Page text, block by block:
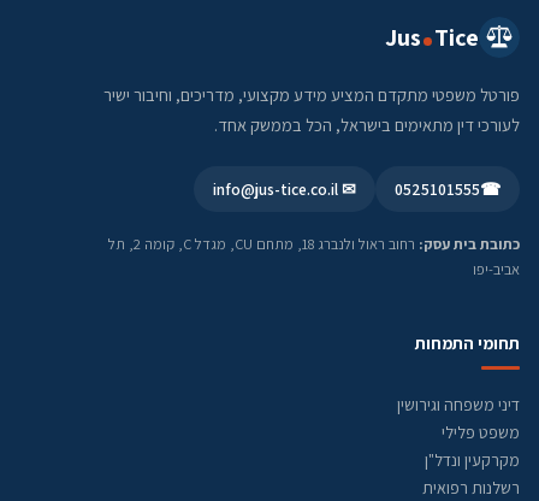
Jus Tice
פורטל משפטי מתקדם המציע מידע מקצועי, מדריכים, וחיבור ישיר
לעורכי דין מתאימים בישראל, הכל בממשק אחד.
☎
0525101555
✉ info@jus-tice.co.il
כתובת בית עסק:
רחוב ראול ולנברג 18, מתחם CU, מגדל C, קומה 2, תל
אביב-יפו
תחומי התמחות
דיני משפחה וגירושין
משפט פלילי
מקרקעין ונדל"ן
רשלנות רפואית